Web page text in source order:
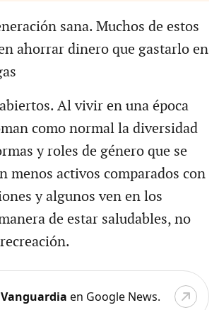
sana. Muchos de estos
ahorrar dinero que gastarlo en
Al vivir en una época
como normal la diversidad
y roles de género que se
menos activos comparados con
y algunos ven en los
de estar saludables, no
Vanguardia en Google News.